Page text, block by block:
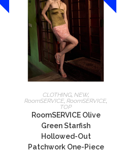
加入購物車
CLOTHING,NEW,
RoomSERVICE,RoomSERVICE,
TOP
RoomSERVICE Olive
Green Starfish
Hollowed-Out
Patchwork One-Piece